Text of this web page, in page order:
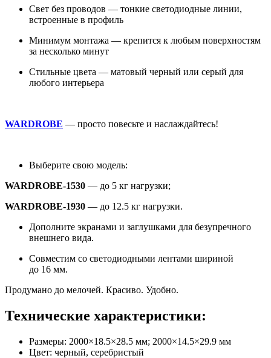
Свет без проводов — тонкие светодиодные линии,
встроенные в профиль
Минимум монтажа — крепится к любым поверхностям
за несколько минут
Стильные цвета — матовый черный или серый для
любого интерьера
WARDROBE — просто повесьте и наслаждайтесь!
Выберите свою модель:
WARDROBE-1530 — до 5 кг нагрузки;
WARDROBE-1930 — до 12.5 кг нагрузки.
Дополните экранами и заглушками для безупречного
внешнего вида.
Совместим со светодиодными лентами шириной
до 16 мм.
Продумано до мелочей. Красиво. Удобно.
Технические характеристики:
Размеры: 2000×18.5×28.5 мм; 2000×14.5×29.9 мм
Цвет: черный, серебристый